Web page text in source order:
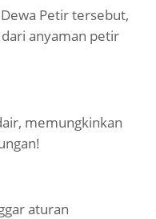
Petir tersebut,
anyaman petir
memungkinkan
aturan